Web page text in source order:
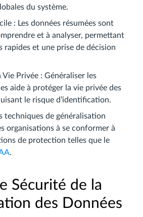
du système.
: Les données résumées sont
et à analyser, permettant
rapides et une prise de décision
Privée : Généraliser les
aide à protéger la vie privée des
le risque d’identification.
techniques de généralisation
organisations à se conformer à
de protection telles que le
.
Sécurité de la
des Données